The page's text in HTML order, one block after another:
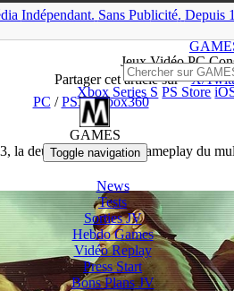
Indépendant. Sans Publicité. Depuis
JeuxVidéoPC
Xbox Series S PS Store
GAMES
Toggle navigation
News
Tests
SortiesJV
Hebdo Games
VidéoReplay
Press Start
Bons PlansJV
▲
Partager cet article sur X/
PC /PS3/Xbox360
la deuxième vidéo du gameplay du